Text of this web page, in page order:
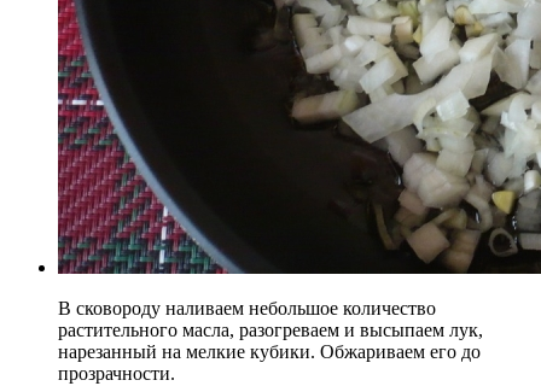
В сковороду наливаем небольшое количество
растительного масла, разогреваем и высыпаем лук,
нарезанный на мелкие кубики. Обжариваем его до
прозрачности.